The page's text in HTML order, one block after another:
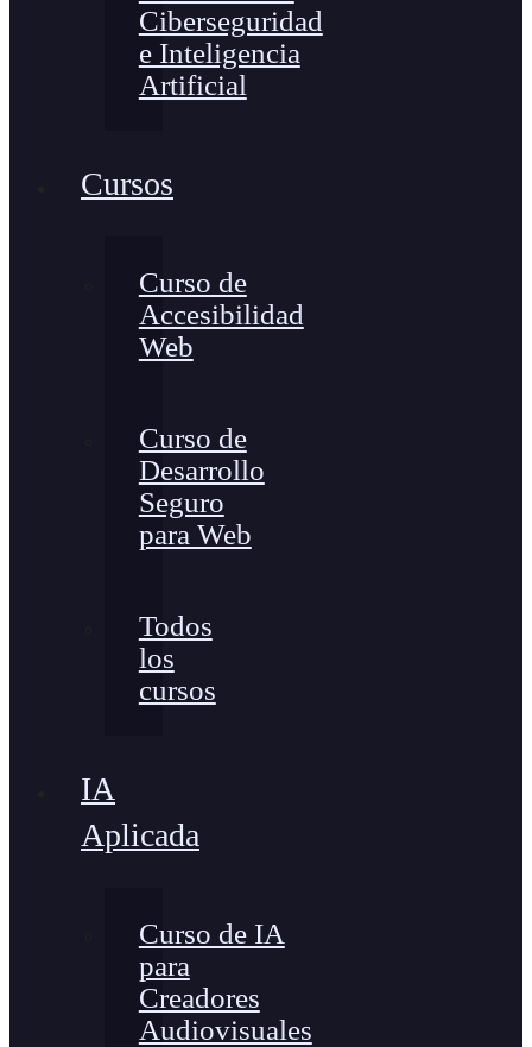
Ciberseguridad
e Inteligencia
Artificial
Cursos
Curso de
Accesibilidad
Web
Curso de
Desarrollo
Seguro
para Web
Todos
los
cursos
IA
Aplicada
Curso de IA
para
Creadores
Audiovisuales